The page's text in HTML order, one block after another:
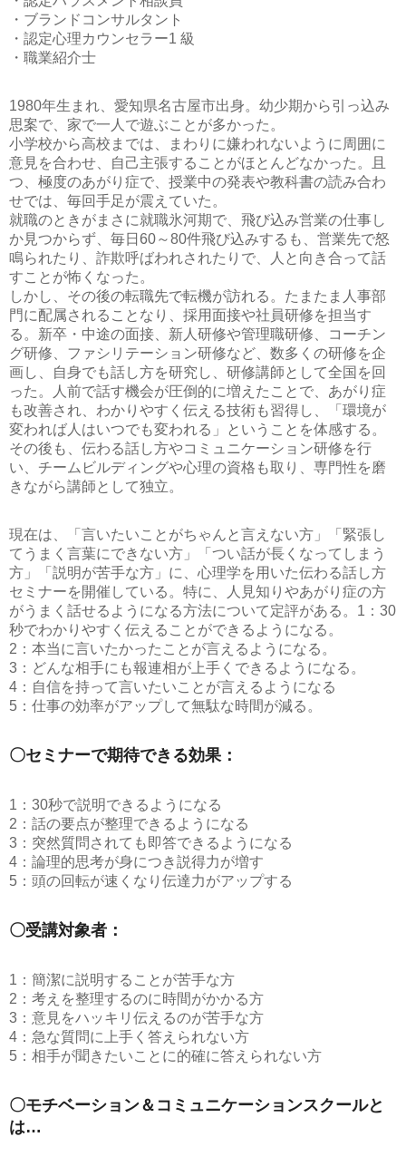
・ブランドコンサルタント
・認定心理カウンセラー1 級
・職業紹介士
1980年生まれ、愛知県名古屋市出身。幼少期から引っ込み
思案で、家で一人で遊ぶことが多かった。
小学校から高校までは、まわりに嫌われないように周囲に
意見を合わせ、自己主張することがほとんどなかった。且
つ、極度のあがり症で、授業中の発表や教科書の読み合わ
せでは、毎回手足が震えていた。
就職のときがまさに就職氷河期で、飛び込み営業の仕事し
か見つからず、毎日60～80件飛び込みするも、営業先で怒
鳴られたり、詐欺呼ばわれされたりで、人と向き合って話
すことが怖くなった。
しかし、その後の転職先で転機が訪れる。たまたま人事部
門に配属されることなり、採用面接や社員研修を担当す
る。新卒・中途の面接、新人研修や管理職研修、コーチン
グ研修、ファシリテーション研修など、数多くの研修を企
画し、自身でも話し方を研究し、研修講師として全国を回
った。人前で話す機会が圧倒的に増えたことで、あがり症
も改善され、わかりやすく伝える技術も習得し、「環境が
変われば人はいつでも変われる」ということを体感する。
その後も、伝わる話し方やコミュニケーション研修を行
い、チームビルディングや心理の資格も取り、専門性を磨
きながら講師として独立。
現在は、「言いたいことがちゃんと言えない方」「緊張し
てうまく言葉にできない方」「つい話が長くなってしまう
方」「説明が苦手な方」に、心理学を用いた伝わる話し方
セミナーを開催している。特に、人見知りやあがり症の方
がうまく話せるようになる方法について定評がある。 1：30
秒でわかりやすく伝えることができるようになる。
2：本当に言いたかったことが言えるようになる。
3：どんな相手にも報連相が上手くできるようになる。
4：自信を持って言いたいことが言えるようになる
5：仕事の効率がアップして無駄な時間が減る。
〇セミナーで期待できる効果：
1：30秒で説明できるようになる
2：話の要点が整理できるようになる
3：突然質問されても即答できるようになる
4：論理的思考が身につき説得力が増す
5：頭の回転が速くなり伝達力がアップする
〇受講対象者：
1：簡潔に説明することが苦手な方
2：考えを整理するのに時間がかかる方
3：意見をハッキリ伝えるのが苦手な方
4：急な質問に上手く答えられない方
5：相手が聞きたいことに的確に答えられない方
〇モチベーション＆コミュニケーションスクールと
は…